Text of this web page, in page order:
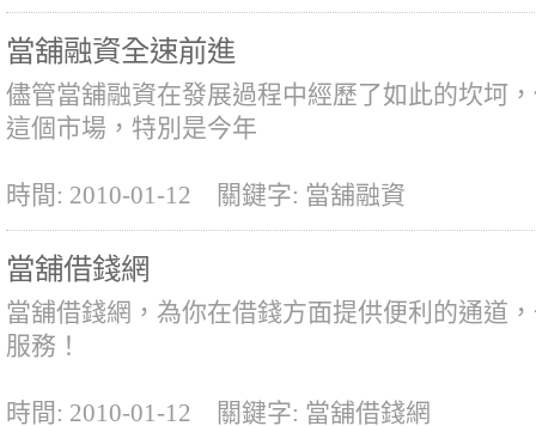
當舖融資全速前進
儘管當舖融資在發展過程中經歷了如此的坎坷
這個市場，特別是今年
時間: 2010-01-12 關鍵字: 當舖融資
當舖借錢網
當舖借錢網，為你在借錢方面提供便利的通道
服務！
時間: 2010-01-12 關鍵字: 當舖借錢網